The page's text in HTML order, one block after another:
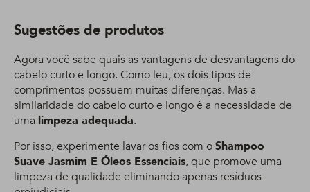
Sugestões de produtos
Agora você sabe quais as vantagens de desvantagens do
cabelo curto e longo. Como leu, os dois tipos de
comprimentos possuem muitas diferenças. Mas a
similaridade do cabelo curto e longo é a necessidade de
uma limpeza adequada.
Por isso, experimente lavar os fios com oShampoo
Suave Jasmim E Óleos Essenciais, que promove uma
limpeza de qualidade eliminando apenas resíduos